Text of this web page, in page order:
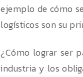
ejemplo de cómo
logísticos son su
¿Cómo lograr ser
industria y los